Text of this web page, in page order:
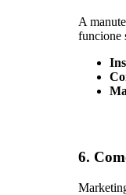
A
funcione
6.